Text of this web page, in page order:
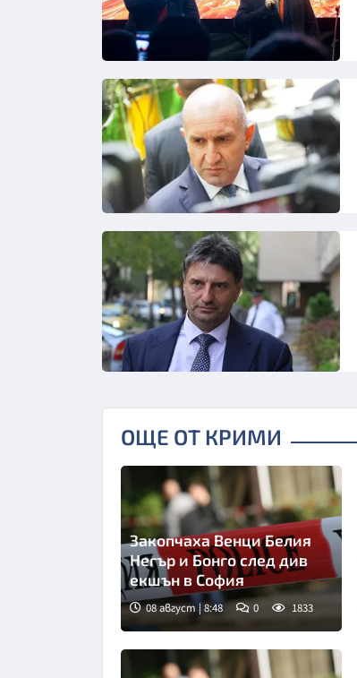
ОЩЕ ОТ КРИМИ
Закопчаха Венци Белия
Негър и Бонго след див
екшън в София
08 август | 8:48 0 1833